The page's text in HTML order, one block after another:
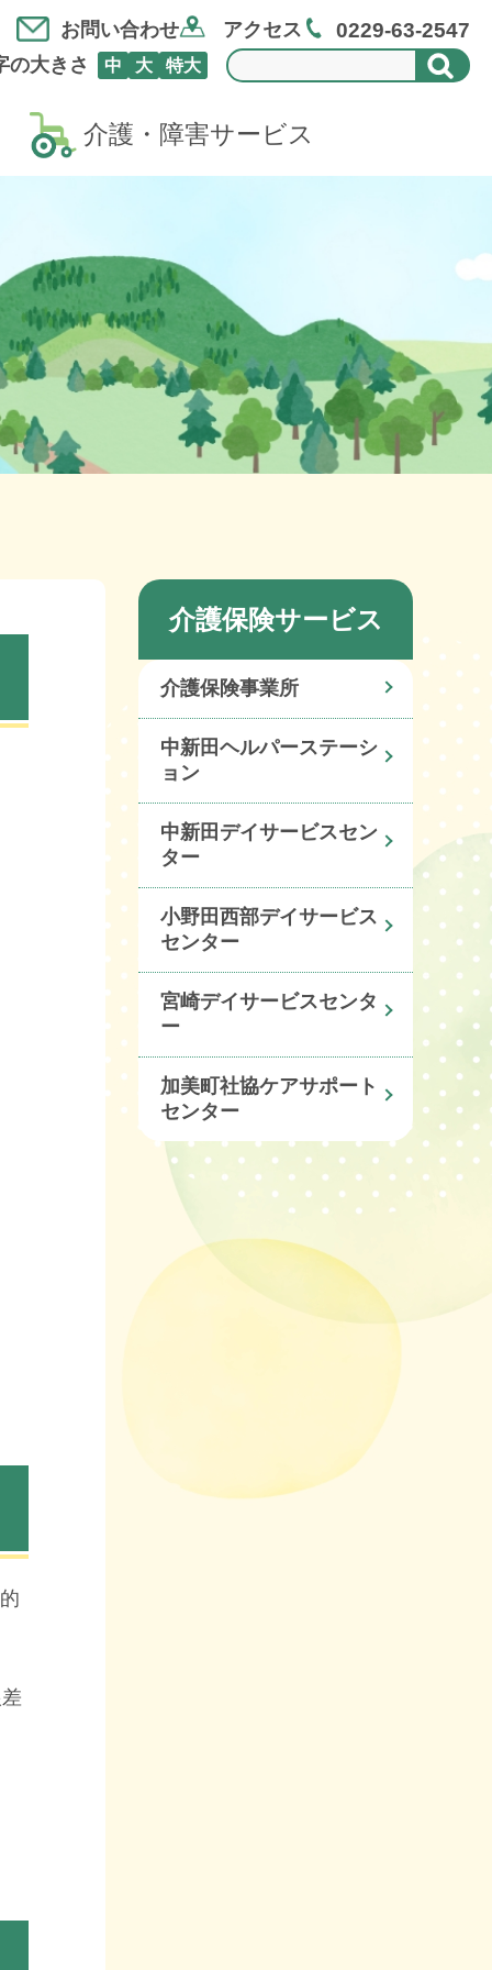
お問い合わせ アクセス 0229-63-2547
の大きさ 中 大 特大
介護・障害サービス
介護保険サービス
介護保険事業所
中新田ヘルパーステーシ
ョン
中新田デイサービスセン
ター
小野田西部デイサービス
センター
宮崎デイサービスセンタ
ー
加美町社協ケアサポート
センター